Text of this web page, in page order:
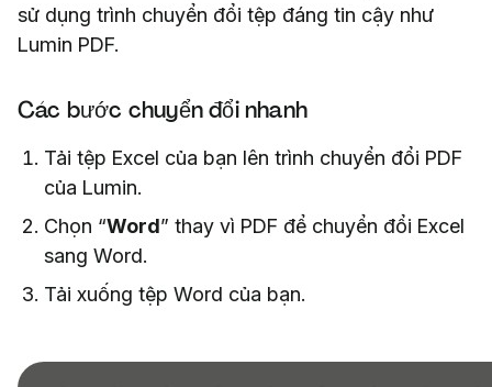
sử dụng trình chuyển đổi tệp đáng tin cậy như
Lumin PDF.
Các bước chuyển đổi nhanh
Tải tệp Excel của bạn lên trình chuyển đổi PDF
của Lumin.
Chọn “Word” thay vì PDF để chuyển đổi Excel
sang Word.
Tải xuống tệp Word của bạn.